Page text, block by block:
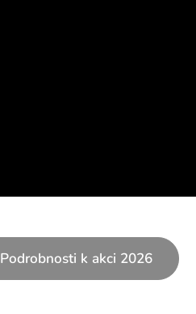
Podrobnosti k akci 2026